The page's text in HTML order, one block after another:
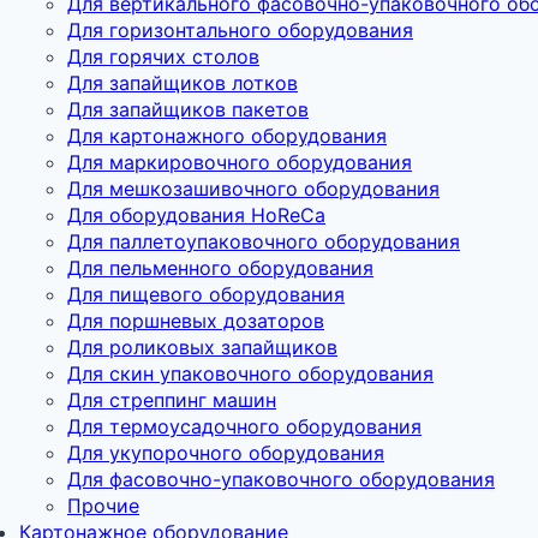
Для горизонтального оборудования
Для горячих столов
Для запайщиков лотков
Для запайщиков пакетов
Для картонажного оборудования
Для маркировочного оборудования
Для мешкозашивочного оборудования
Для оборудования HoReCa
Для паллетоупаковочного оборудования
Для пельменного оборудования
Для пищевого оборудования
Для поршневых дозаторов
Для роликовых запайщиков
Для скин упаковочного оборудования
Для стреппинг машин
Для термоусадочного оборудования
Для укупорочного оборудования
Для фасовочно-упаковочного оборудования
Прочие
Картонажное оборудование